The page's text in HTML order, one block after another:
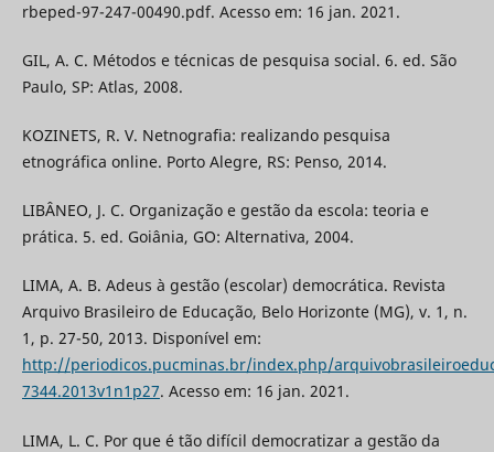
rbeped-97-247-00490.pdf. Acesso em: 16 jan. 2021.
GIL, A. C. Métodos e técnicas de pesquisa social. 6. ed. São
Paulo, SP: Atlas, 2008.
KOZINETS, R. V. Netnografia: realizando pesquisa
etnográfica online. Porto Alegre, RS: Penso, 2014.
LIBÂNEO, J. C. Organização e gestão da escola: teoria e
prática. 5. ed. Goiânia, GO: Alternativa, 2004.
LIMA, A. B. Adeus à gestão (escolar) democrática. Revista
Arquivo Brasileiro de Educação, Belo Horizonte (MG), v. 1, n.
1, p. 27-50, 2013. Disponível em:
http://periodicos.pucminas.br/index.php/
7344.2013v1n1p27. Acesso em: 16 jan. 2021.
LIMA, L. C. Por que é tão difícil democratizar a gestão da